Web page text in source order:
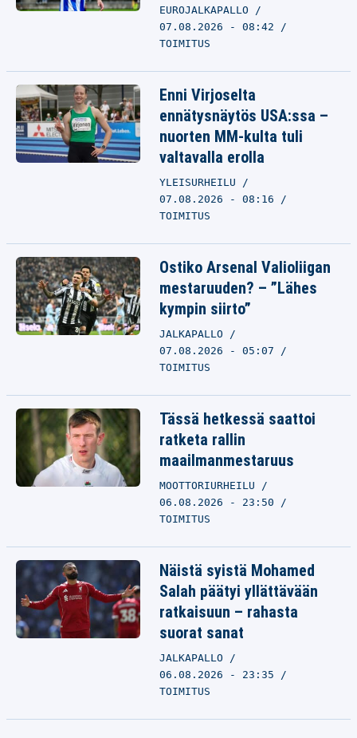
EUROJALKAPALLO
07.08.2026 - 08:42
TOIMITUS
Enni Virjoselta
ennätysnäytös USA:ssa –
nuorten MM-kulta tuli
valtavalla erolla
YLEISURHEILU
07.08.2026 - 08:16
TOIMITUS
Ostiko Arsenal Valioliigan
mestaruuden? – ”Lähes
kympin siirto”
JALKAPALLO
07.08.2026 - 05:07
TOIMITUS
Tässä hetkessä saattoi
ratketa rallin
maailmanmestaruus
MOOTTORIURHEILU
06.08.2026 - 23:50
TOIMITUS
Näistä syistä Mohamed
Salah päätyi yllättävään
ratkaisuun – rahasta
suorat sanat
JALKAPALLO
06.08.2026 - 23:35
TOIMITUS